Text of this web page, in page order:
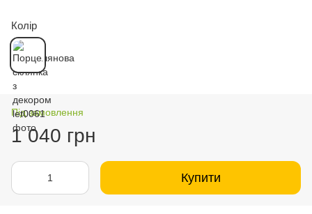
Колір
Під замовлення
1 040 грн
Купити